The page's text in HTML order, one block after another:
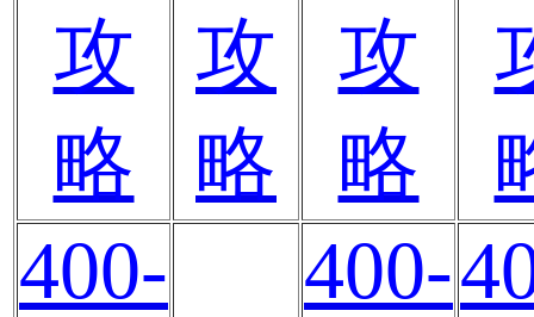
攻
略
攻
略
攻
略
400-
400-